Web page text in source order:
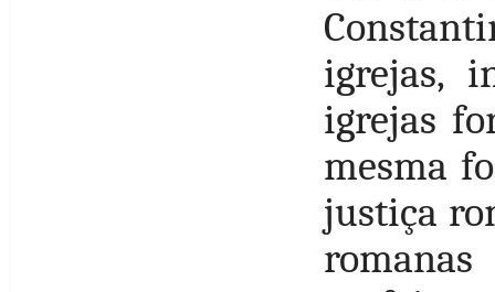
igrejas,
igrejas
mesma
justiça